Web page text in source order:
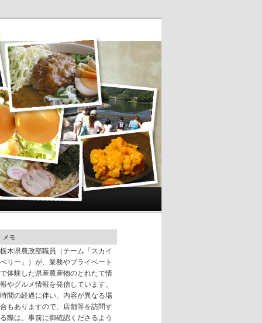
メモ
栃木県農政部職員（チーム「スカイ
ベリー」）が、業務やプライベート
で体験した県産農産物のとれたて情
報やグルメ情報を発信しています。
時間の経過に伴い、内容が異なる場
合もありますので、店舗等を訪問す
る際は、事前に御確認くださるよう